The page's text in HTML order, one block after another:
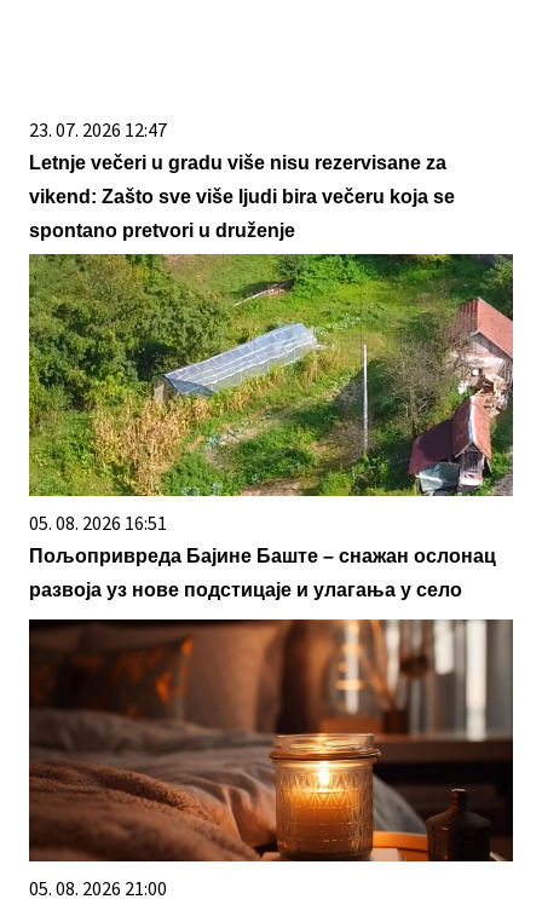
23. 07. 2026 12:47
Letnje večeri u gradu više nisu rezervisane za
vikend: Zašto sve više ljudi bira večeru koja se
spontano pretvori u druženje
05. 08. 2026 16:51
Пољопривреда Бајине Баште – снажан ослонац
развоја уз нове подстицаје и улагања у село
05. 08. 2026 21:00